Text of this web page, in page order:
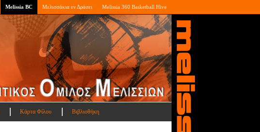
Melissia BC Μελισσάκια εν Δράσει Melissia 360 Basketball Hive
Κάρτα Φίλου Βιβλιοθήκη